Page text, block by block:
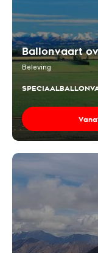
Ballonvaart
Beleving
SPECIAAL